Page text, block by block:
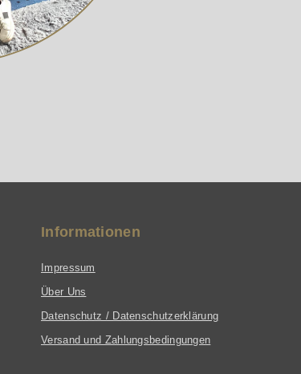
Informationen
Impressum
Über Uns
Datenschutz / Datenschutzerklärung
Versand und Zahlungsbedingungen